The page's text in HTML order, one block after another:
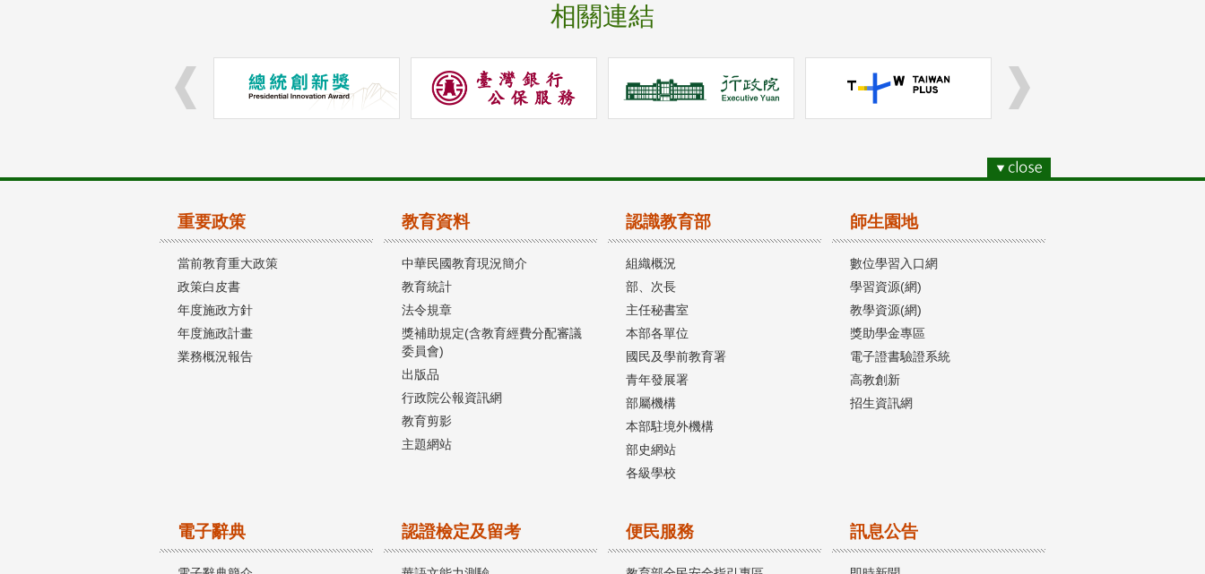
相關連結
重要政策
當前教育重大政策
政策白皮書
年度施政方針
年度施政計畫
業務概況報告
教育資料
中華民國教育現況簡介
教育統計
法令規章
獎補助規定(含教育經費分配審議
委員會)
出版品
行政院公報資訊網
教育剪影
主題網站
認識教育部
組織概況
部、次長
主任秘書室
本部各單位
國民及學前教育署
青年發展署
部屬機構
本部駐境外機構
部史網站
各級學校
師生園地
數位學習入口網
學習資源(網)
教學資源(網)
獎助學金專區
電子證書驗證系統
高教創新
招生資訊網
電子辭典 認證檢定及留考 便民服務 訊息公告